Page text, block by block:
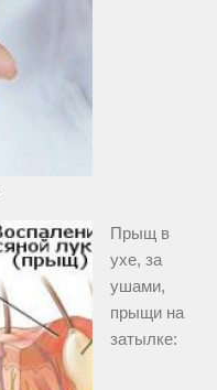
Прыщ в
ухе, за
ушами,
прыщи на
затылке: